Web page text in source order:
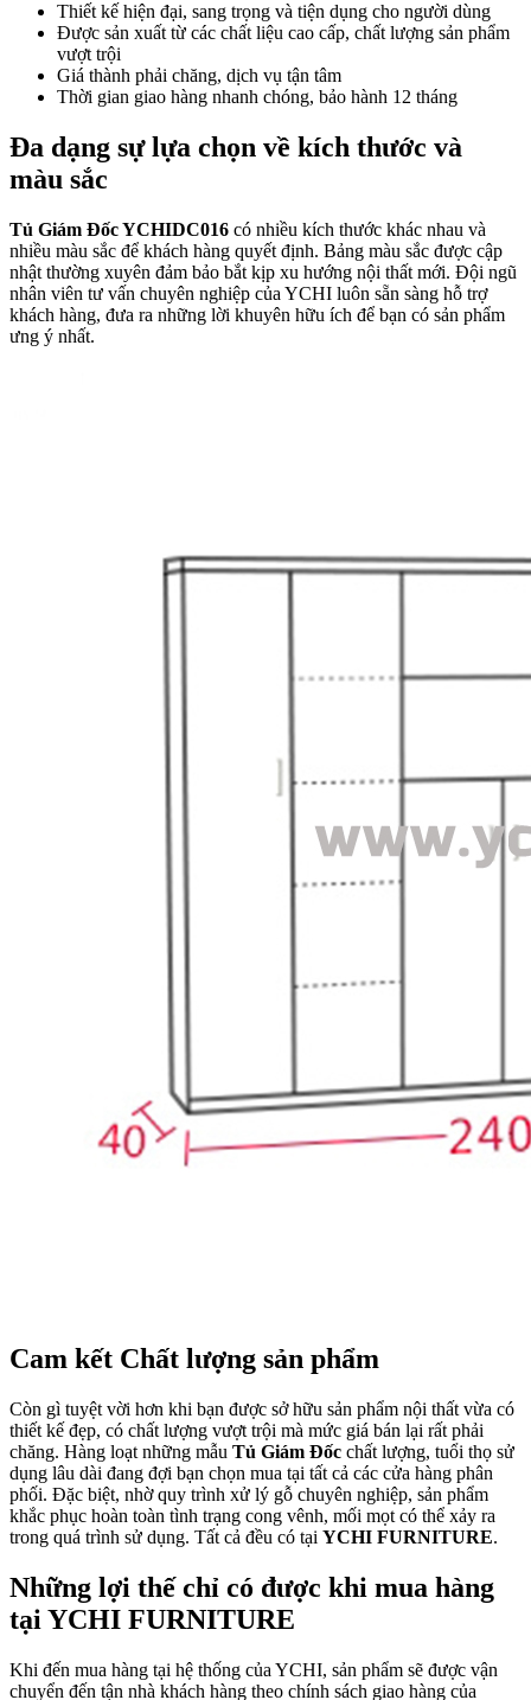
Thiết kế hiện đại, sang trọng và tiện dụng cho người dùng
Được sản xuất từ các chất liệu cao cấp, chất lượng sản phẩm
vượt trội
Giá thành phải chăng, dịch vụ tận tâm
Thời gian giao hàng nhanh chóng, bảo hành 12 tháng
Đa dạng sự lựa chọn về kích thước và
màu sắc
Tủ Giám Đốc YCHIDC016 có nhiều kích thước khác nhau và
nhiều màu sắc để khách hàng quyết định. Bảng màu sắc được cập
nhật thường xuyên đảm bảo bắt kịp xu hướng nội thất mới. Đội ngũ
nhân viên tư vấn chuyên nghiệp của YCHI luôn sẵn sàng hỗ trợ
khách hàng, đưa ra những lời khuyên hữu ích để bạn có sản phẩm
ưng ý nhất.
Cam kết Chất lượng sản phẩm
Còn gì tuyệt vời hơn khi bạn được sở hữu sản phẩm nội thất vừa có
thiết kế đẹp, có chất lượng vượt trội mà mức giá bán lại rất phải
chăng. Hàng loạt những mẫu Tủ Giám Đốc chất lượng, tuổi thọ sử
dụng lâu dài đang đợi bạn chọn mua tại tất cả các cửa hàng phân
phối. Đặc biệt, nhờ quy trình xử lý gỗ chuyên nghiệp, sản phẩm
khắc phục hoàn toàn tình trạng cong vênh, mối mọt có thể xảy ra
trong quá trình sử dụng. Tất cả đều có tại YCHI FURNITURE.
Những lợi thế chỉ có được khi mua hàng
tại YCHI FURNITURE
Khi đến mua hàng tại hệ thống của YCHI, sản phẩm sẽ được vận
chuyển đến tận nhà khách hàng theo chính sách giao hàng của